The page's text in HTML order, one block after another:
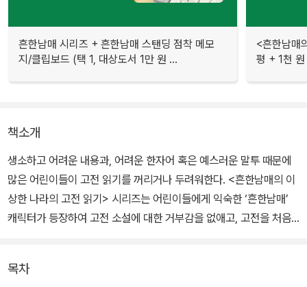
흔한남매 시리즈 + 흔한남매 스탠딩 점착 메모
지/클립보드 (택 1, 대상도서 1만 원 ...
<흔한남매
평 + 1천
책소개
생소하고 어려운 내용과, 어려운 한자어 혹은 예스러운 말투 때문에
많은 어린이들이 고전 읽기를 꺼리거나 두려워한다. <흔한남매의 이
상한 나라의 고전 읽기> 시리즈는 어린이들에게 익숙한 ‘흔한남매’
캐릭터가 등장하여 고전 소설에 대한 거부감을 없애고, 고전을 처음
기존의 고전 스토리에 지금 우리 아이들에게 익숙한 반읽기물의 형식
목차